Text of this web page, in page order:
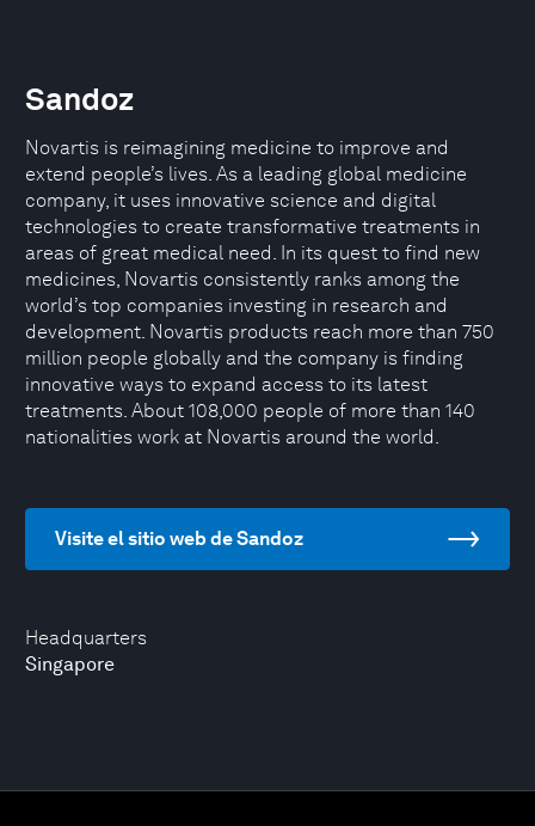
Headquarters
Singapore
Sandoz
Novartis is reimagining medicine to improve and
extend people’s lives. As a leading global medicine
company, it uses innovative science and digital
technologies to create transformative treatments in
areas of great medical need. In its quest to find new
medicines, Novartis consistently ranks among the
world’s top companies investing in research and
development. Novartis products reach more than 750
million people globally and the company is finding
innovative ways to expand access to its latest
treatments. About 108,000 people of more than 140
nationalities work at Novartis around the world.
Visite el sitio web de Sandoz